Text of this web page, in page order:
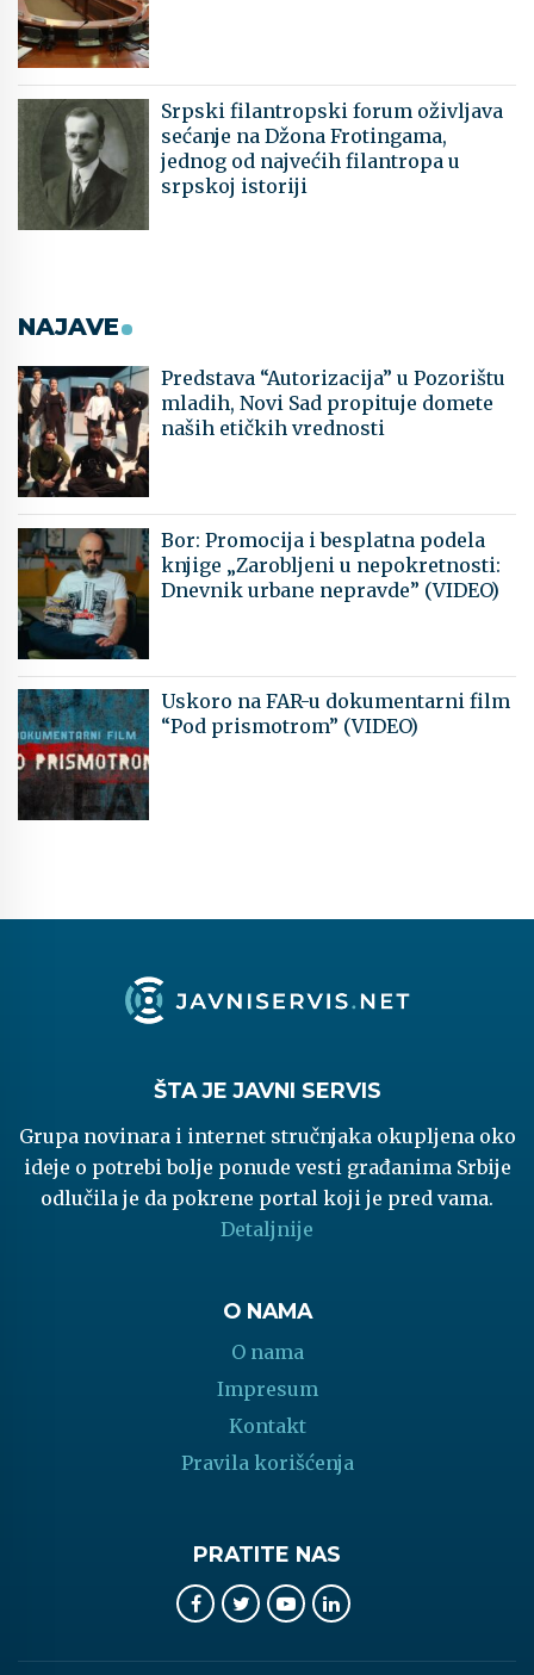
Srpski filantropski forum oživljava
sećanje na Džona Frotingama,
jednog od najvećih filantropa u
srpskoj istoriji
NAJAVE
Predstava “Autorizacija” u Pozorištu
mladih, Novi Sad propituje domete
naših etičkih vrednosti
Bor: Promocija i besplatna podela
knjige „Zarobljeni u nepokretnosti:
Dnevnik urbane nepravde” (VIDEO)
Uskoro na FAR-u dokumentarni film
“Pod prismotrom” (VIDEO)
ŠTA JE JAVNI SERVIS
Grupa novinara i internet stručnjaka okupljena oko
ideje o potrebi bolje ponude vesti građanima Srbije
odlučila je da pokrene portal koji je pred vama.
Detaljnije
O NAMA
O nama
Impresum
Kontakt
Pravila korišćenja
PRATITE NAS